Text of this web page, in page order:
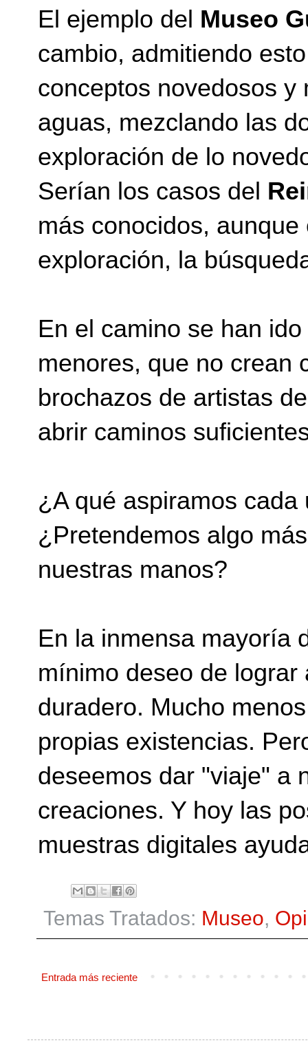
El ejemplo del Museo
cambio, admitiendo
conceptos novedosos
aguas, mezclando las
exploración de lo
Serían los casos del
más conocidos,
exploración, la
En el camino se han
menores, que no crean
brochazos de artistas
abrir caminos
¿A qué aspiramos
¿Pretendemos algo
nuestras manos?
En la inmensa mayoría
mínimo deseo de
duradero. Mucho
propias existencias.
deseemos dar "viaje" a
creaciones. Y hoy las
muestras digitales
Temas Tratados: Museo,
Entrada más reciente